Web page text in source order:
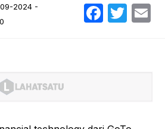
2024 -